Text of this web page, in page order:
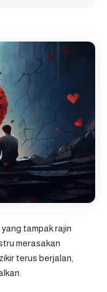
tampak rajin
merasakan
terus berjalan,